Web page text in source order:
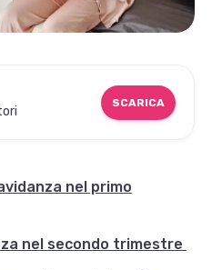
SCARICA
nel primo
nel secondo trimestre